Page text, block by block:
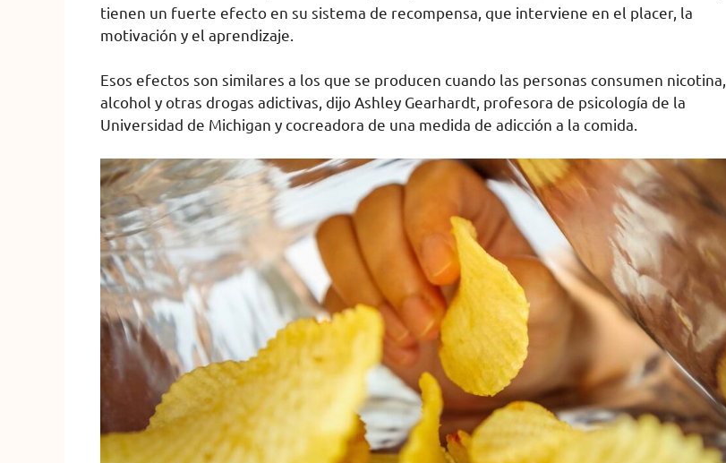
tienen un fuerte efecto en su sistema de recompensa, que interviene en el placer, la
motivación y el aprendizaje.
Esos efectos son similares a los que se producen cuando las personas consumen nicotina,
alcohol y otras drogas adictivas, dijo Ashley Gearhardt, profesora de psicología de la
Universidad de Michigan y cocreadora de una medida de adicción a la comida.